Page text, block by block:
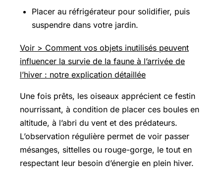
Placer au réfrigérateur pour solidifier, puis
suspendre dans votre jardin.
Voir > Comment vos objets inutilisés peuvent
influencer la survie de la faune à l’arrivée de
l’hiver : notre explication détaillée
Une fois prêts, les oiseaux apprécient ce festin
nourrissant, à condition de placer ces boules en
altitude, à l’abri du vent et des prédateurs.
L’observation régulière permet de voir passer
mésanges, sittelles ou rouge-gorge, le tout en
respectant leur besoin d’énergie en plein hiver.